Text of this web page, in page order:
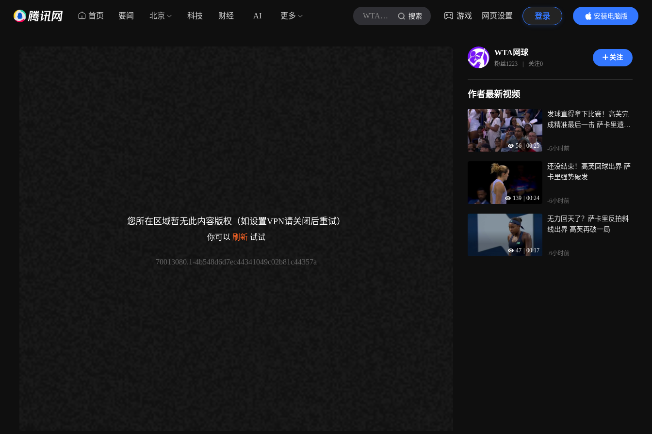
首页 要闻 北京 科技 财经 AI 更多 WTA网球 搜索 游戏 网页设置 登录
安装电脑版
内容更精彩
您所在区域暂无此内容版权（如设置VPN请关闭后重试）
你可以 刷新 试试
70013080.1-4b548d6d7ec44341049c02b81c44357a
WTA网球
粉丝1223 | 关注0
关注
作者最新视频
56 00:25
发球直得拿下比赛！高芙完
成精准最后一击 萨卡里遗憾
-6小时前
139 00:24
还没结束！高芙回球出界 萨
卡里强势破发
-6小时前
47 00:17
无力回天了？萨卡里反拍斜
线出界 高芙再破一局
-6小时前